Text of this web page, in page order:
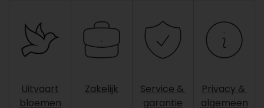
Uitvaart
bloemen
Zakelijk
Service &
garantie
Privacy &
algemeen